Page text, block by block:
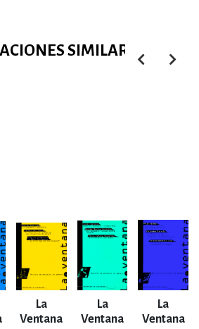
SIMILARES
La
Ventana
La
Ventana
La
Ventana